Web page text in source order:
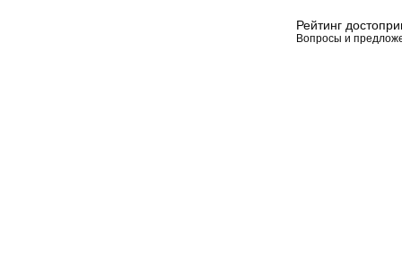
Рейтинг
Вопросы и